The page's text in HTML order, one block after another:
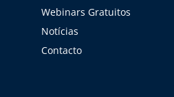
Webinars Gratuitos
Notícias
Contacto